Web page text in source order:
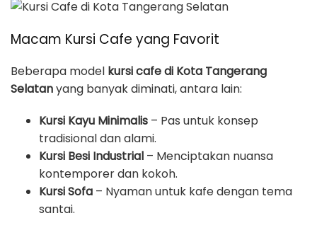
Macam Kursi Cafe yang Favorit
Beberapa model kursi cafe di Kota Tangerang
Selatanyang banyak diminati, antara lain:
Kursi Kayu Minimalis – Pas untuk konsep
tradisional dan alami.
Kursi Besi Industrial – Menciptakan nuansa
kontemporer dan kokoh.
Kursi Sofa – Nyaman untuk kafe dengan tema
santai.